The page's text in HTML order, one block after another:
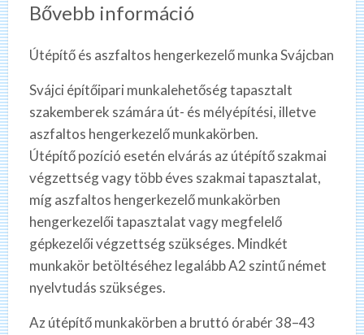
Bővebb információ
Útépítő és aszfaltos hengerkezelő munka Svájcban
Svájci építőipari munkalehetőség tapasztalt
szakemberek számára út- és mélyépítési, illetve
aszfaltos hengerkezelő munkakörben.
Útépítő pozíció esetén elvárás az útépítő szakmai
végzettség vagy több éves szakmai tapasztalat,
míg aszfaltos hengerkezelő munkakörben
hengerkezelői tapasztalat vagy megfelelő
gépkezelői végzettség szükséges. Mindkét
munkakör betöltéséhez legalább A2 szintű német
nyelvtudás szükséges.
Az útépítő munkakörben a bruttó órabér 38–43